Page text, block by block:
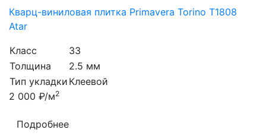
Кварц-виниловая плитка Primavera Torino T1808
Atar
Класс
33
Толщина
2.5 мм
Тип укладки Клеевой
2 000 ₽/м2
Подробнее